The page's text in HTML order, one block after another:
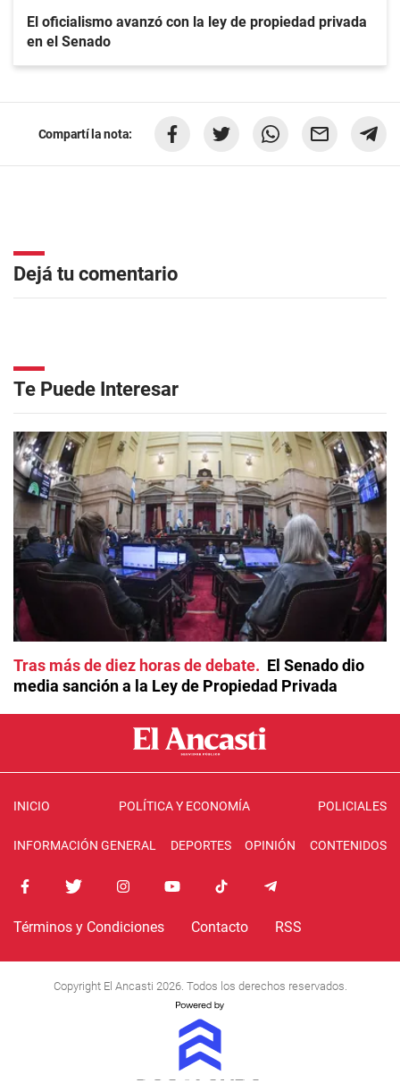
El oficialismo avanzó con la ley de propiedad privada
en el Senado
Compartí la nota:
Dejá tu comentario
Te Puede Interesar
Tras más de diez horas de debate
El Senado dio
media sanción a la Ley de Propiedad Privada
INICIO POLÍTICA Y ECONOMÍA POLICIALES
INFORMACIÓN GENERAL DEPORTES OPINIÓN CONTENIDOS
Términos y Condiciones Contacto RSS
Copyright El Ancasti 2026. Todos los derechos reservados.